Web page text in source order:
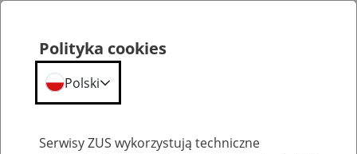
Polityka cookies
Polski
Serwisy ZUS wykorzystują techniczne